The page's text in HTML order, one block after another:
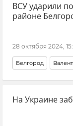
Великая
ВСУ ударили
районе
28 октября 2024,
Белгород
Происшествия
ВСУ
На Украине